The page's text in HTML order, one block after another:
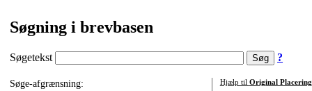
Søgning i brevbasen
Søgetekst ?
Søge-afgrænsning:
Hjælp til Original Placering